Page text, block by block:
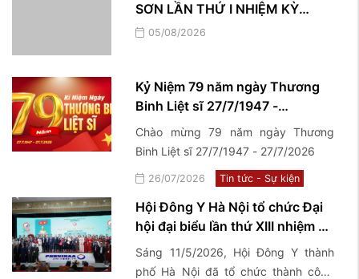
bước phát triển mới trong công tác
kế thừa, bảo tồn và phát huy những
SƠN LẦN THỨ I NHIỆM KỲ
(2026 – 2031)
05/08/2026
Kỷ Niệm 79 năm ngày Thương
Binh Liệt sĩ 27/7/1947 -
27/7/2026
Chào mừng 79 năm ngày Thương
Binh Liệt sĩ 27/7/1947 - 27/7/2026
26/07/2026 Tin tức - Sự kiện
Hội Đông Y Hà Nội tổ chức Đại
hội đại biểu lần thứ XIII nhiệm kỳ
2026-2031
Sáng 11/5/2026, Hội Đông Y thành
phố Hà Nội đã tổ chức thành công